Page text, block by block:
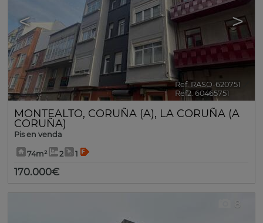
< >
Ref. RASO-620751
Ref2. 60465751
MONTEALTO, CORUÑA (A), LA CORUÑA (A
CORUÑA)
Pis en venda
74m² 2 1
170.000€
8